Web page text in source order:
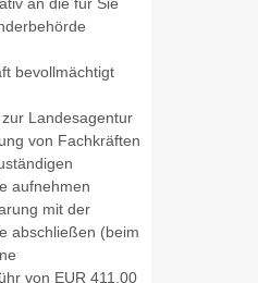
bevollmächtigt
Landesagentur
von Fachkräften
aufnehmen
mit der
abschließen (beim
von EUR 411,00